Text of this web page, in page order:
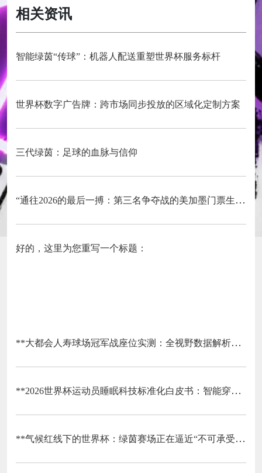
相关资讯
智能绿茵“传球”：机器人配送重塑世界杯服务标杆
世界杯数字广告牌：跨市场同步投放的区域化定制方案
三代绿茵：足球的血脉与信仰
“通往2026的最后一搏：第三名争夺战的美加墨门票生死局”
好的，这里为您重写一个标题：
**大都会人寿球场冠军战座位实测：全视野数据解析与等级精准评估**
**2026世界杯运动员睡眠科技标准化白皮书：智能穿戴监测标准与认证体系框架**
**气候红线下的世界杯：绿茵赛场正在逼近“不可承受之热”**